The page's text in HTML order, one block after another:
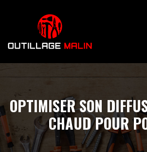
OPTIMISER SON
CHAUD POUR